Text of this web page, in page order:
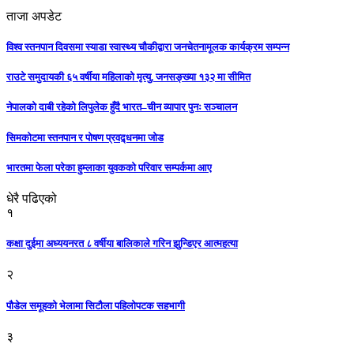
ताजा अपडेट
विश्व स्तनपान दिवसमा स्याडा स्वास्थ्य चौकीद्वारा जनचेतनामूलक कार्यक्रम सम्पन्न
राउटे समुदायकी ६५ वर्षीया महिलाको मृत्यु, जनसङ्ख्या १३२ मा सीमित
नेपालको दाबी रहेको लिपुलेक हुँदै भारत–चीन व्यापार पुनः सञ्चालन
सिमकोटमा स्तनपान र पोषण प्रवद्र्धनमा जोड
भारतमा फेला परेका हुम्लाका युवकको परिवार सम्पर्कमा आए
धेरै पढिएको
१
कक्षा दुईमा अध्ययनरत ८ वर्षीया बालिकाले गरिन झुन्डिएर आत्महत्या
२
पौडेल समूहको भेलामा सिटौला पहिलोपटक सहभागी
३